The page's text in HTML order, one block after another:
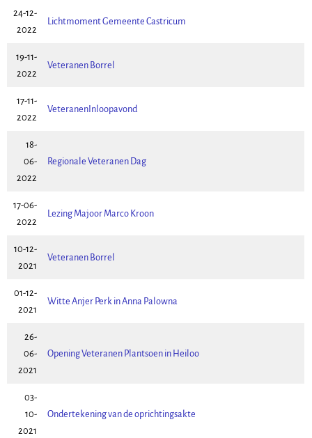
24-12-
2022
Lichtmoment Gemeente Castricum
19-11-
2022
Veteranen Borrel
17-11-
2022
VeteranenInloopavond
18-
06-
2022
Regionale Veteranen Dag
17-06-
2022
Lezing Majoor Marco Kroon
10-12-
2021
Veteranen Borrel
01-12-
2021
Witte Anjer Perk in Anna Palowna
26-
06-
2021
Opening Veteranen Plantsoen in Heiloo
03-
10-
2021
Ondertekening van de oprichtingsakte